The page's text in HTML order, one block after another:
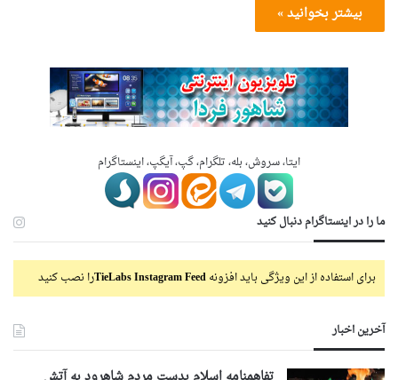
بیشتر بخوانید »
ایتا، سروش، بله، تلگرام، گپ، آیگپ، اینستاگرام
ما را در اینستاگرام دنبال کنید
برای استفاده از این ویژگی باید افزونهTieLabs Instagram Feedرا نصب کنید
آخرین اخبار